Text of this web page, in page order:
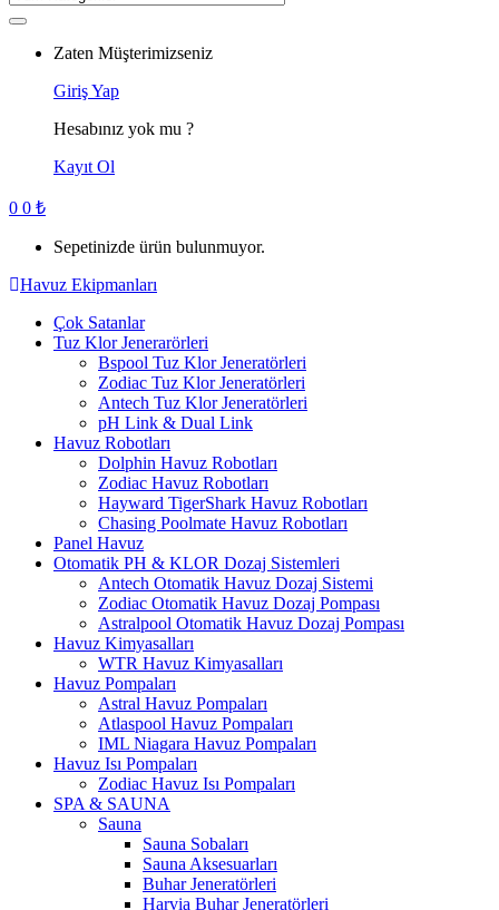
Zaten Müşterimizseniz
Giriş Yap
Hesabınız yok mu ?
Kayıt Ol
0 0 ₺
Sepetinizde ürün bulunmuyor.
Havuz Ekipmanları
Çok Satanlar
Tuz Klor Jenerarörleri
Bspool Tuz Klor Jeneratörleri
Zodiac Tuz Klor Jeneratörleri
Antech Tuz Klor Jeneratörleri
pH Link & Dual Link
Havuz Robotları
Dolphin Havuz Robotları
Zodiac Havuz Robotları
Hayward TigerShark Havuz Robotları
Chasing Poolmate Havuz Robotları
Panel Havuz
Otomatik PH & KLOR Dozaj Sistemleri
Antech Otomatik Havuz Dozaj Sistemi
Zodiac Otomatik Havuz Dozaj Pompası
Astralpool Otomatik Havuz Dozaj Pompası
Havuz Kimyasalları
WTR Havuz Kimyasalları
Havuz Pompaları
Astral Havuz Pompaları
Atlaspool Havuz Pompaları
IML Niagara Havuz Pompaları
Havuz Isı Pompaları
Zodiac Havuz Isı Pompaları
SPA & SAUNA
Sauna
Sauna Sobaları
Sauna Aksesuarları
Buhar Jeneratörleri
Harvia Buhar Jeneratörleri